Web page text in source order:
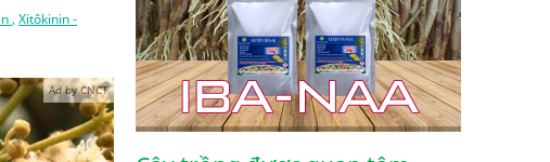
, Xitôkinin -
Ad by CNCT